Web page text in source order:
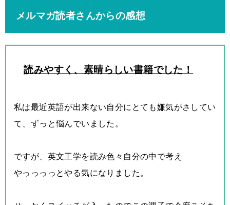
メルマガ読者さんからの感想
読みやすく、素晴らしい書籍でした！
私は最近英語が出来ない自分にとても嫌気がさしてい
て、ずっと悩んでいました。
ですが、英文工学を読み色々自分の中で考え
やっっっっとやる気になりました。